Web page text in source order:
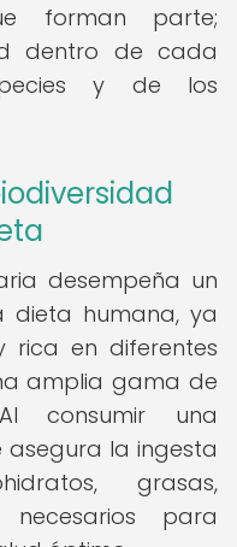
forman parte;
dentro de cada
y de los
desempeña un
dieta humana, ya
en diferentes
amplia gama de
consumir una
asegura la ingesta
grasas,
para